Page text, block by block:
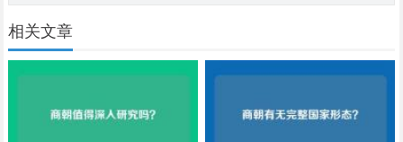
相关文章